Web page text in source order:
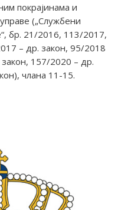
покрајинама и
(„Службени
бр. 21/2016, 113/2017,
– др. закон, 95/2018
157/2020 – др.
члана 11-15.